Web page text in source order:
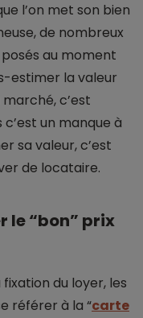
l’on met son bien
de nombreux
au moment
estimer la valeur
c’est
un manque à
sa valeur, c’est
de locataire.
le “bon” prix
du loyer, les
référer à la “carte